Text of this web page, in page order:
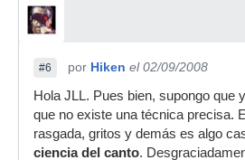
#6 por Hiken el 02/09/2008
Hola JLL. Pues bien, supongo que
que no existe una técnica precisa.
rasgada, gritos y demás es algo
ciencia del canto.